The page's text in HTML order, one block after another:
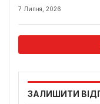
7 Липня, 2026
ЗАЛИШИТИ